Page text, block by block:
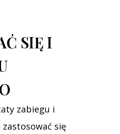
SIĘ I
zabiegu i
się